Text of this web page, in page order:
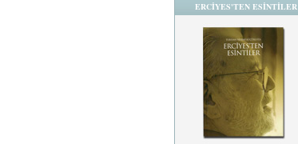
ERCİYES'TEN ESİNTİLER